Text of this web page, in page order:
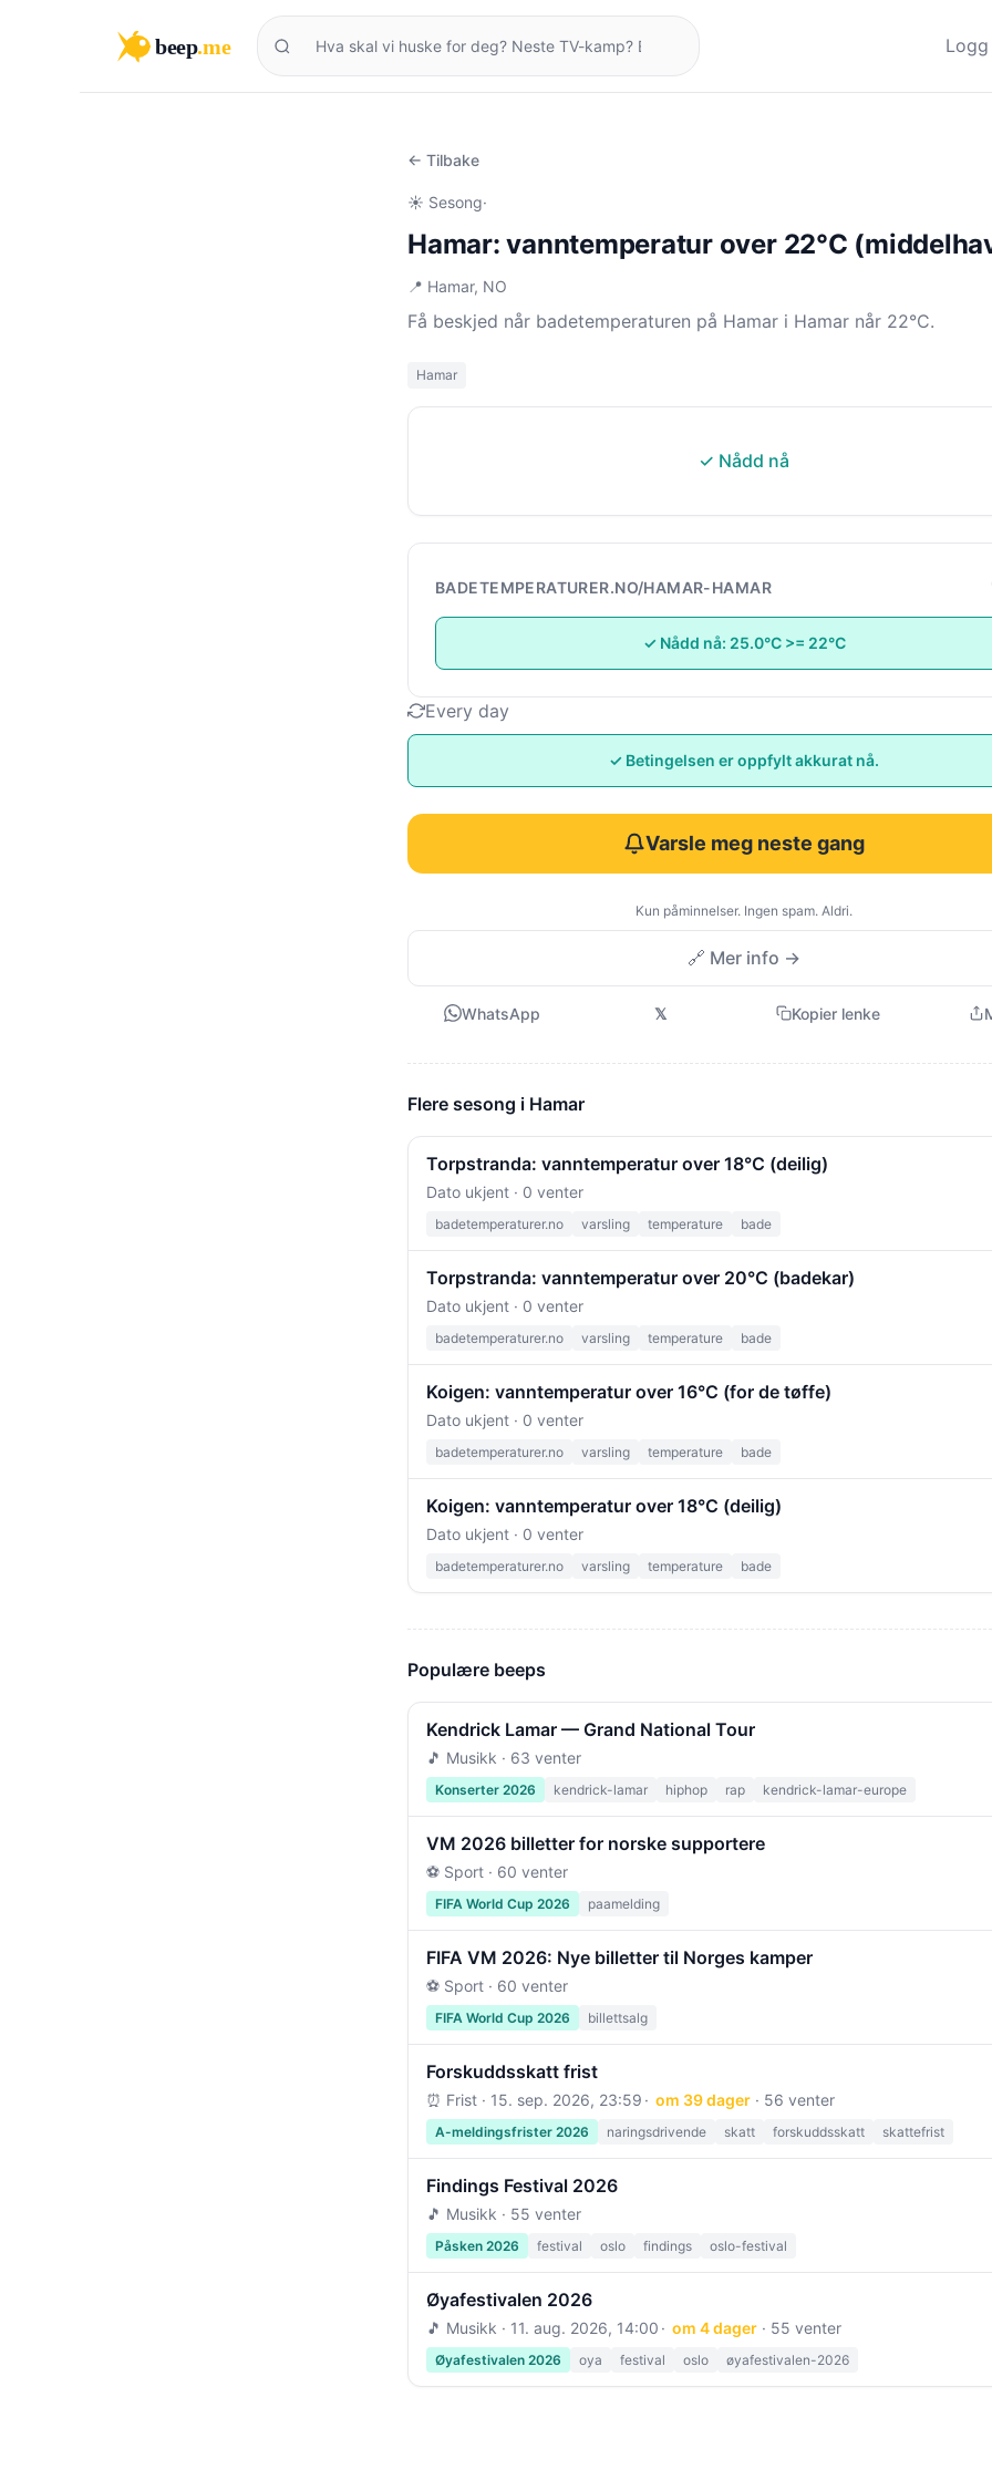
beep.me
← Tilbake
☀️ Sesong·
Hamar: vanntemperatur over 22°C
📍 Hamar, NO
Få beskjed når badetemperaturen på Hamar i Hamar når 22°C.
Hamar
✓ Nådd nå
BADETEMPERATURER.NO/HAMAR-HAMAR
✓ Nådd nå: 25.0°C >= 22°C
Every day
✓ Betingelsen er oppfylt akkurat nå.
Varsle meg neste gang
Kun påminnelser. Ingen spam. Aldri.
🔗 Mer info →
WhatsApp 𝕏 Kopier lenke
Flere sesong i Hamar
Torpstranda: vanntemperatur over 18°C (deilig)
Dato ukjent · 0 venter
badetemperaturer.no varsling temperature bade
Torpstranda: vanntemperatur over 20°C (badekar)
Dato ukjent · 0 venter
badetemperaturer.no varsling temperature bade
Koigen: vanntemperatur over 16°C (for de tøffe)
Dato ukjent · 0 venter
badetemperaturer.no varsling temperature bade
Koigen: vanntemperatur over 18°C (deilig)
Dato ukjent · 0 venter
badetemperaturer.no varsling temperature bade
Populære beeps
Kendrick Lamar — Grand National Tour
🎵 Musikk · 63 venter
Konserter 2026 kendrick-lamar hiphop rap kendrick-lamar-europe
VM 2026 billetter for norske supportere
⚽ Sport · 60 venter
FIFA World Cup 2026 paamelding
FIFA VM 2026: Nye billetter til Norges kamper
⚽ Sport · 60 venter
FIFA World Cup 2026 billettsalg
Forskuddsskatt frist
⏰ Frist · 15. sep. 2026, 23:59 om 39 dager· 56 venter
A-meldingsfrister 2026 naringsdrivende skatt forskuddsskatt skattefrist
Findings Festival 2026
🎵 Musikk · 55 venter
Påsken 2026 festival oslo findings oslo-festival
Øyafestivalen 2026
🎵 Musikk · 11. aug. 2026, 14:00 om 4 dager· 55 venter
Øyafestivalen 2026 oya festival oslo øyafestivalen-2026